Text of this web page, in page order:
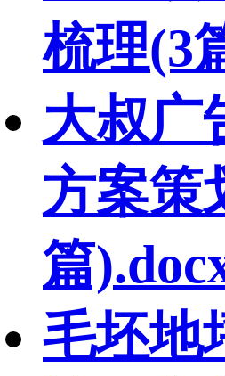
梳理(3
大叔广
方案策
篇
毛坯地